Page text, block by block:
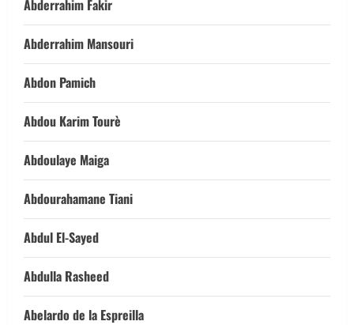
Abderrahim Fakir
Abderrahim Mansouri
Abdon Pamich
Abdou Karim Tourè
Abdoulaye Maiga
Abdourahamane Tiani
Abdul El-Sayed
Abdulla Rasheed
Abelardo de la Espreilla